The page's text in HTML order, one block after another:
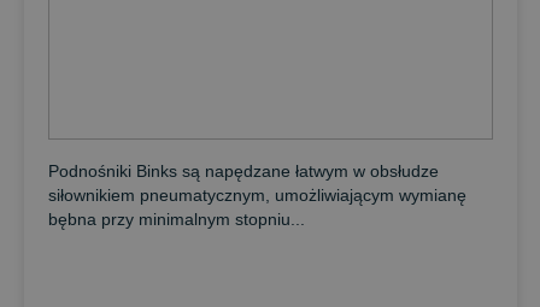
Podnośniki Binks są napędzane łatwym w obsłudze
siłownikiem pneumatycznym, umożliwiającym wymianę
bębna przy minimalnym stopniu...